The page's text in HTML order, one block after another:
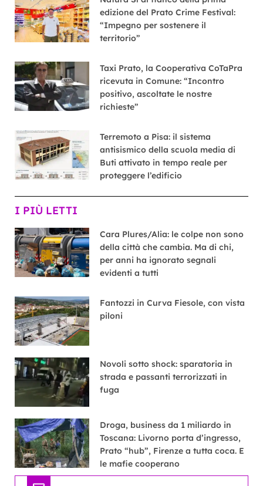
edizione del Prato Crime Festival:
“Impegno per sostenere il
territorio”
Taxi Prato, la Cooperativa CoTaPra
ricevuta in Comune: “Incontro
positivo, ascoltate le nostre
richieste”
Terremoto a Pisa: il sistema
antisismico della scuola media di
Buti attivato in tempo reale per
proteggere l’edificio
I PIÙ LETTI
Cara Plures/Alia: le colpe non sono
della città che cambia. Ma di chi,
per anni ha ignorato segnali
evidenti a tutti
Fantozzi in Curva Fiesole, con vista
piloni
Novoli sotto shock: sparatoria in
strada e passanti terrorizzati in
fuga
Droga, business da 1 miliardo in
Toscana: Livorno porta d’ingresso,
Prato “hub”, Firenze a tutta coca. E
le mafie cooperano